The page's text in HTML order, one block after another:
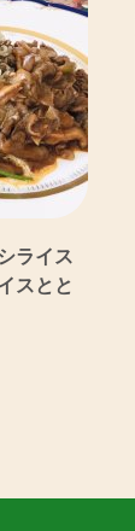
ライス
スとと